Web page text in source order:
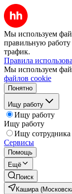
Мы используем
правильную работу
трафик.
Правила
Мы используем
файлов cookie
Понятно
Ищу работу
Ищу работу
Ищу работу
Ищу сотрудника
Сервисы
Помощь
Ещё
Поиск
Кашира